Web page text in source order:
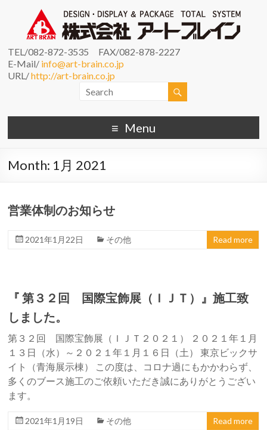
TEL/082-872-3535 FAX/082-878-2227
E-Mail/ info@art-brain.co.jp
URL/http://art-brain.co.jp
Menu
Month: 1月 2021
営業体制のお知らせ
2021年1月22日 その他 Read more
『 第３２回 国際宝飾展（ＩＪＴ）』施工致
しました。
第３２回 国際宝飾展（ＩＪＴ２０２１） ２０２１年１月
１３日（水）～２０２１年１月１６日（土） 東京ビックサ
イト（青海展示棟） この度は、コロナ過にもかかわらず、
多くのブース施工のご依頼いただき誠にありがとうござい
ます。
2021年1月19日 その他 Read more